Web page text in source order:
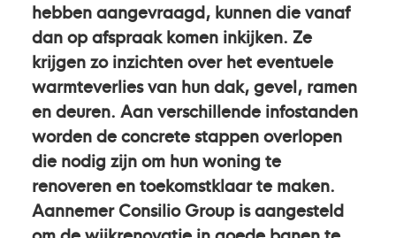
hebben aangevraagd, kunnen die vanaf
dan op afspraak komen inkijken. Ze
krijgen zo inzichten over het eventuele
warmteverlies van hun dak, gevel, ramen
en deuren. Aan verschillende infostanden
worden de concrete stappen overlopen
die nodig zijn om hun woning te
renoveren en toekomstklaar te maken.
Aannemer Consilio Group is aangesteld